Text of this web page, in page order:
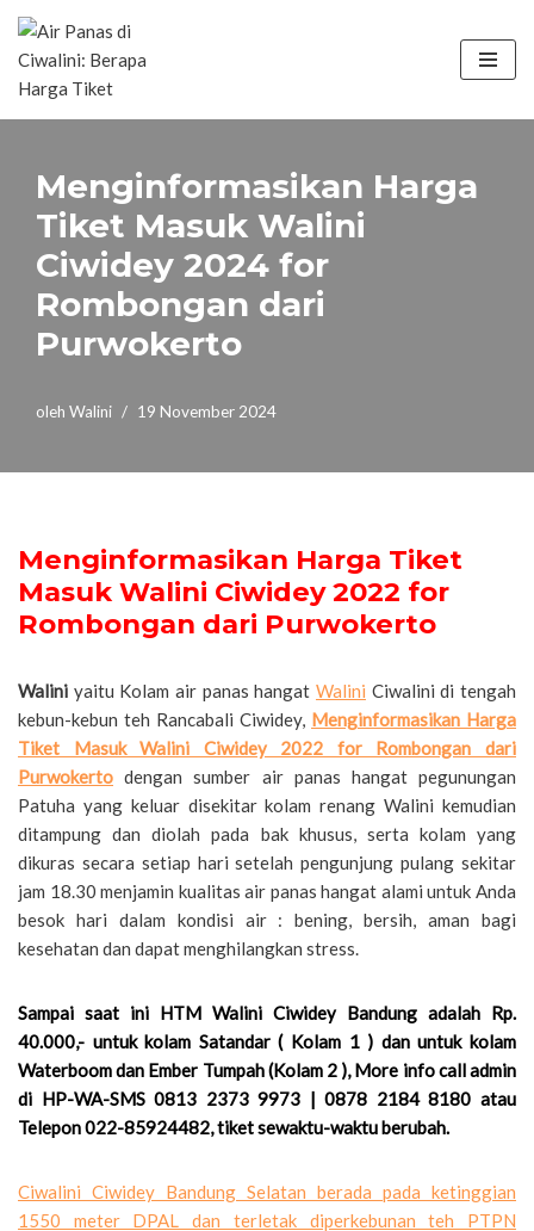
Lompat
ke
konten
Menginformasikan Harga
Tiket Masuk Walini
Ciwidey 2024 for
Rombongan dari
Purwokerto
oleh Walini 19 November 2024
Menginformasikan Harga Tiket
Masuk Walini Ciwidey 2022 for
Rombongan dari Purwokerto
Walini yaitu Kolam air panas hangat Walini Ciwalini di tengah
kebun-kebun teh Rancabali Ciwidey, Menginformasikan Harga
Tiket Masuk Walini Ciwidey 2022 for Rombongan dari
Purwokerto dengan sumber air panas hangat pegunungan
Patuha yang keluar disekitar kolam renang Walini kemudian
ditampung dan diolah pada bak khusus, serta kolam yang
dikuras secara setiap hari setelah pengunjung pulang sekitar
jam 18.30 menjamin kualitas air panas hangat alami untuk Anda
besok hari dalam kondisi air : bening, bersih, aman bagi
kesehatan dan dapat menghilangkan stress.
Sampai saat ini HTM Walini Ciwidey Bandung adalah Rp.
40.000,- untuk kolam Satandar ( Kolam 1 ) dan untuk kolam
Waterboom dan Ember Tumpah (Kolam 2 ), More info call admin
di HP-WA-SMS 0813 2373 9973 | 0878 2184 8180 atau
Telepon 022-85924482, tiket sewaktu-waktu berubah.
Ciwalini Ciwidey Bandung Selatan berada pada ketinggian
1550 meter DPAL dan terletak diperkebunan teh PTPN